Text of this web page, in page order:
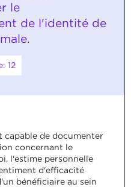
le
de l'identité de
12
capable de documenter
concernant le
l'estime personnelle
d'efficacité
bénéficiaire au sein